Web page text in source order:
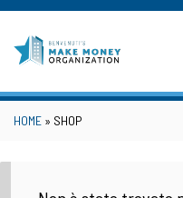
Skip
content
HOME » SHOP